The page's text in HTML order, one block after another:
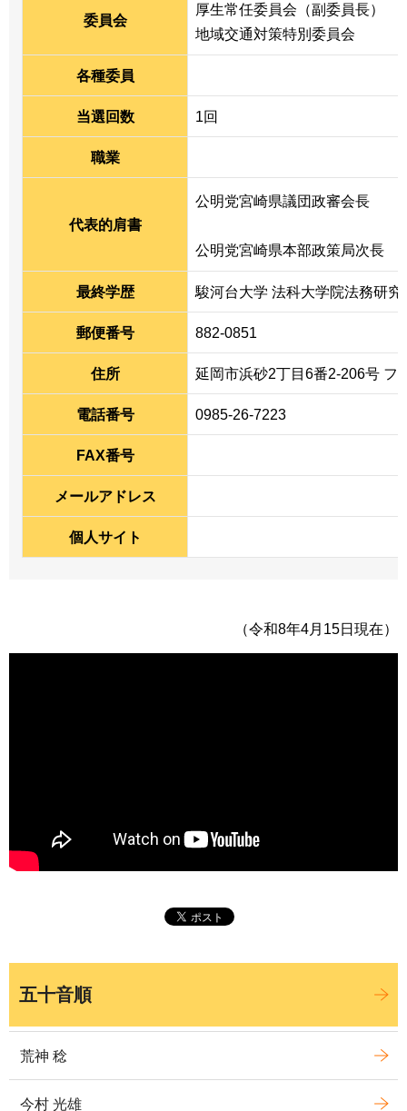
委員会
厚生常任委員会（副委員長）
地域交通対策特別委員会
各種委員
当選回数 1回
職業
代表的肩書
公明党宮崎県議団政審会長
公明党宮崎県本部政策局次長
最終学歴 駿河台大学 法科大学院法務研究
郵便番号 882-0851
住所 延岡市浜砂2丁目6番2-206号 フ
電話番号 0985-26-7223
FAX番号
メールアドレス
個人サイト
（令和8年4月15日現在）
五十音順
荒神 稔
今村 光雄